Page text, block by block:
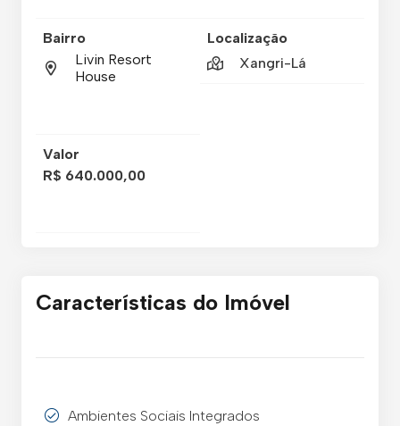
Bairro
Livin Resort
House
Localização
Xangri-Lá
Valor
R$ 640.000,00
Características do Imóvel
Ambientes Sociais Integrados